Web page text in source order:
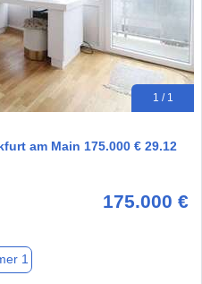
1 / 1
am Main 175.000 € 29.12
175.000 €
1